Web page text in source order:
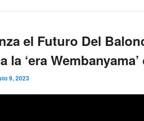
el Futuro Del
la ‘era
9, 2023